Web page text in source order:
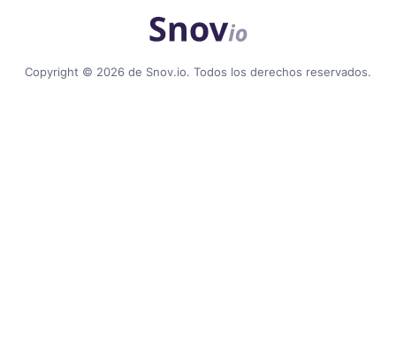
Copyright © 2026 de Snov.io. Todos los derechos reservados.